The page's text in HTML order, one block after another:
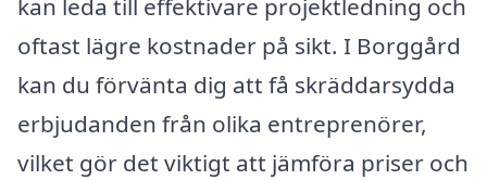
kan leda till effektivare projektledning och
oftast lägre kostnader på sikt. I Borggård
kan du förvänta dig att få skräddarsydda
erbjudanden från olika entreprenörer,
vilket gör det viktigt att jämföra priser och